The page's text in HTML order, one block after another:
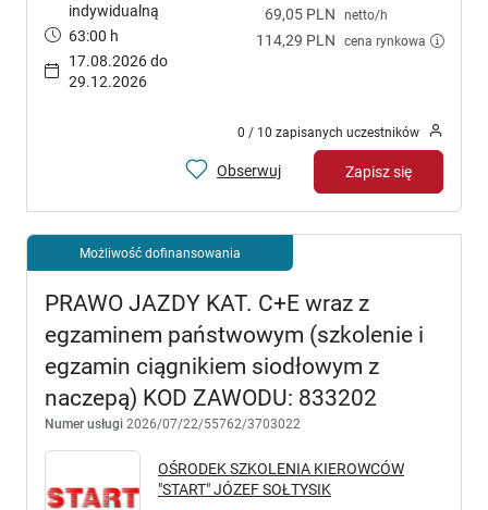
69,05 PLN netto/h
114,29 PLN cena rynkowa
indywidualną
63:00 h
17.08.2026 do
29.12.2026
0 / 10 zapisanych uczestników
Obserwuj Zapisz się
Możliwość dofinansowania
PRAWO JAZDY KAT. C+E wraz z
egzaminem państwowym (szkolenie i
egzamin ciągnikiem siodłowym z
naczepą) KOD ZAWODU: 833202
Numer usługi 2026/07/22/55762/3703022
OŚRODEK SZKOLENIA KIEROWCÓW
"START" JÓZEF SOŁTYSIK